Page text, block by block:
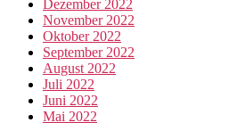
Dezember 2022
November 2022
Oktober 2022
September 2022
August 2022
Juli 2022
Juni 2022
Mai 2022